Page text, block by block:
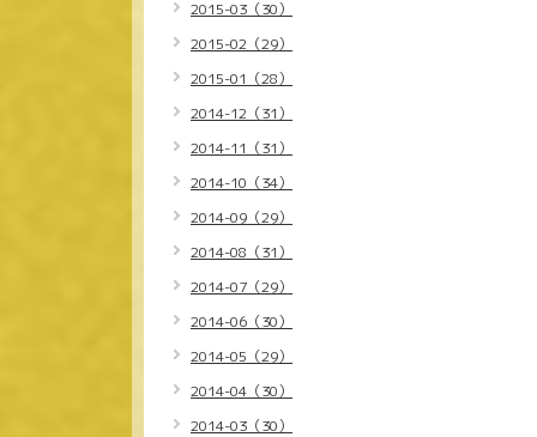
2015-03（30）
2015-02（29）
2015-01（28）
2014-12（31）
2014-11（31）
2014-10（34）
2014-09（29）
2014-08（31）
2014-07（29）
2014-06（30）
2014-05（29）
2014-04（30）
2014-03（30）